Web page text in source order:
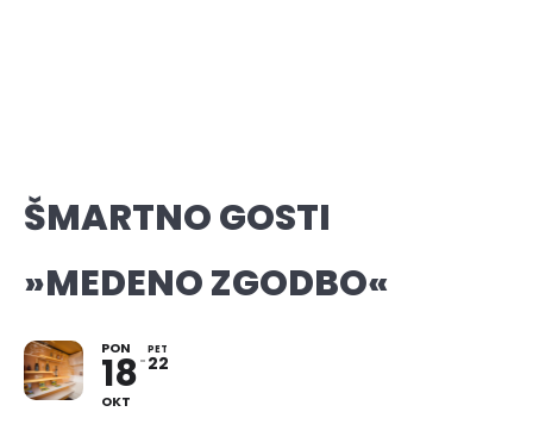
ŠMARTNO GOSTI
»MEDENO ZGODBO«
PON
18
OKT
PET
22